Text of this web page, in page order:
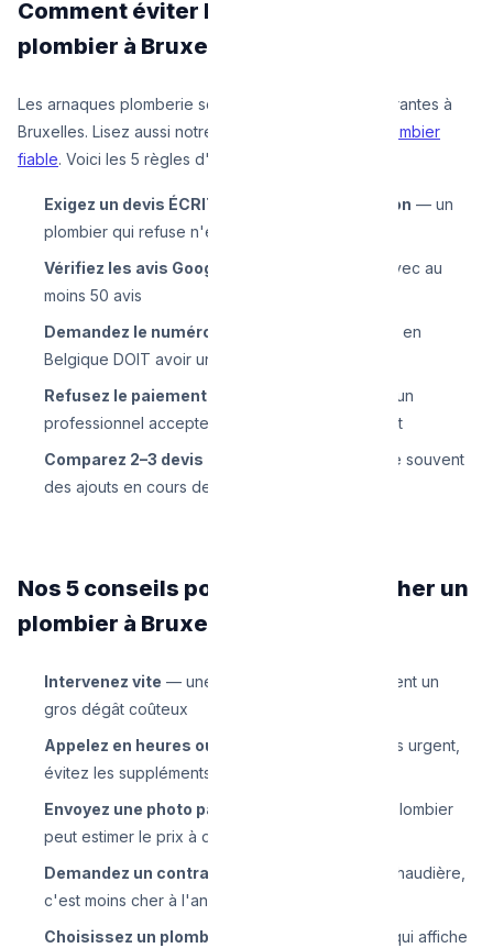
Comment éviter les arnaques de
plombier à Bruxelles
Les arnaques plomberie sont malheureusement courantes à
Bruxelles. Lisez aussi notre
guide pour choisir un plombier
fiable. Voici les 5 règles d'or :
Exigez un devis ÉCRIT avant toute intervention — un
plombier qui refuse n'est pas fiable
Vérifiez les avis Google
— minimum 4 étoiles avec au
moins 50 avis
Demandez le numéro TVA
— un plombier légal en
Belgique DOIT avoir un numéro TVA
Refusez le paiement en cash uniquement
— un
professionnel accepte le virement ou Bancontact
Comparez 2–3 devis — un devis très bas cache souvent
des ajouts en cours de travaux
Nos 5 conseils pour payer moins cher un
plombier à Bruxelles
Intervenez vite — une petite fuite ignorée devient un
gros dégât coûteux
Appelez en heures ouvrables
— si ce n'est pas urgent,
évitez les suppléments nuit/week-end
Envoyez une photo par WhatsApp
— un bon plombier
peut estimer le prix à distance
Demandez un contrat d'entretien
— pour la chaudière,
c'est moins cher à l'année
Choisissez un plombier transparent
— celui qui affiche